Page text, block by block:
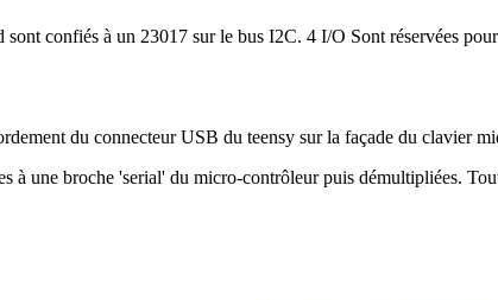
confiés à un 23017 sur le bus I2C. 4 I/O Sont réservées
du connecteur USB du teensy sur la façade du clavier
une broche 'serial' du micro-contrôleur puis démultipliées.